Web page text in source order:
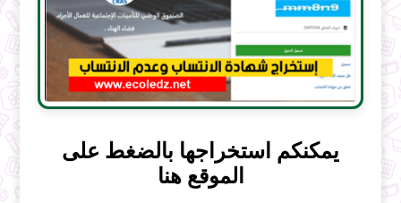
يمكنكم استخراجها بالضغط على
الموقع هنا